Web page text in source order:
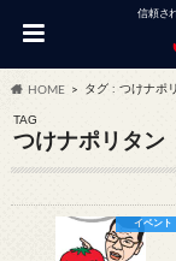
信頼さ
HOME タグ : つけナポ
TAG
つけナポリタン
イベント